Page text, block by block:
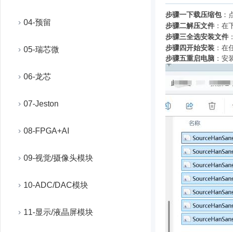
04-预留
05-瑞芯微
06-龙芯
07-Jeston
08-FPGA+AI
09-视觉/摄像头模块
10-ADC/DAC模块
11-显示/液晶屏模块
步骤一下载压缩包：
步骤二解压文件 ：在
步骤三全选安装文件
步骤四开始安装 ：在
步骤五重启电脑 ：安